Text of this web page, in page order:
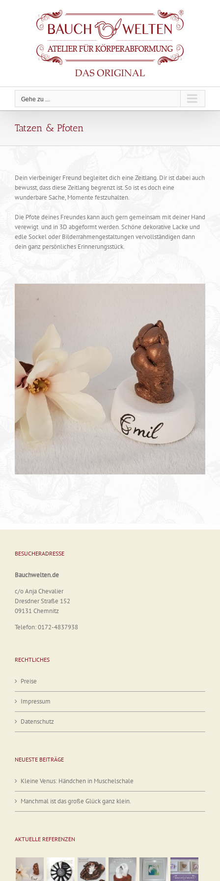
Gehe zu ...
Tatzen & Pfoten
Dein vierbeiniger Freund begleitet dich eine Zeitlang. Dir ist dabei auch
bewusst, dass diese Zeitlang begrenzt ist. So ist es doch eine
wunderbare Sache, Momente festzuhalten.
Die Pfote deines Freundes kann auch gern gemeinsam mit deiner Hand
verewigt und in 3D abgeformt werden. Schöne dekorative Lacke und
edle Sockel oder Bilderrahmengestaltungen vervollständigen dann
dein ganz persönliches Erinnerungsstück.
BESUCHERADRESSE
Bauchwelten.de
c/o Anja Chevalier
Dresdner Straße 152
09131 Chemnitz
Telefon: 0172-4837938
RECHTLICHES
Preise
Impressum
Datenschutz
NEUESTE BEITRÄGE
Kleine Venus: Händchen in Muschelschale
Manchmal ist das große Glück ganz klein.
AKTUELLE REFERENZEN